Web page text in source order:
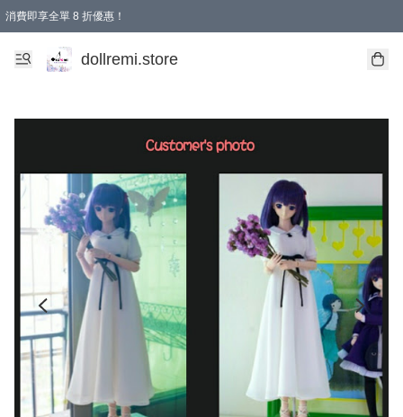
消費即享全單 8 折優惠！
購物滿 HKD 1500.00即享免運費優惠！（適用於 本地送貨、本地取貨、國際送貨 )
dollremi.store